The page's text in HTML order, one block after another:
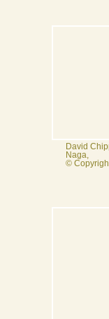
David
Naga,
©